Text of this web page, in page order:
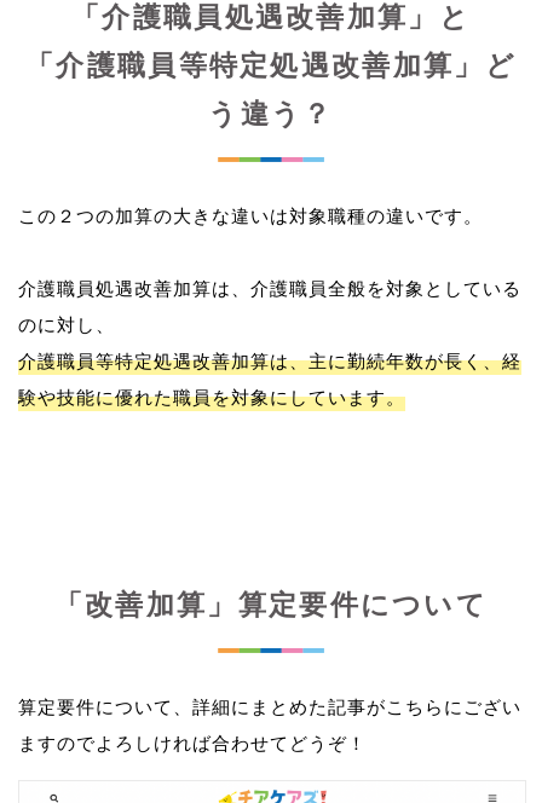
「介護職員処遇改善加算」と
「介護職員等特定処遇改善加算」ど
う違う？
この２つの加算の大きな違いは対象職種の違いです。
介護職員処遇改善加算は、介護職員全般を対象としている
介護職員等特定処遇改善加算は、主に勤続年数が長く、経
験や技能に優れた職員を対象にしています。
「改善加算」算定要件について
算定要件について、詳細にまとめた記事がこちらにござい
ますのでよろしければ合わせてどうぞ！